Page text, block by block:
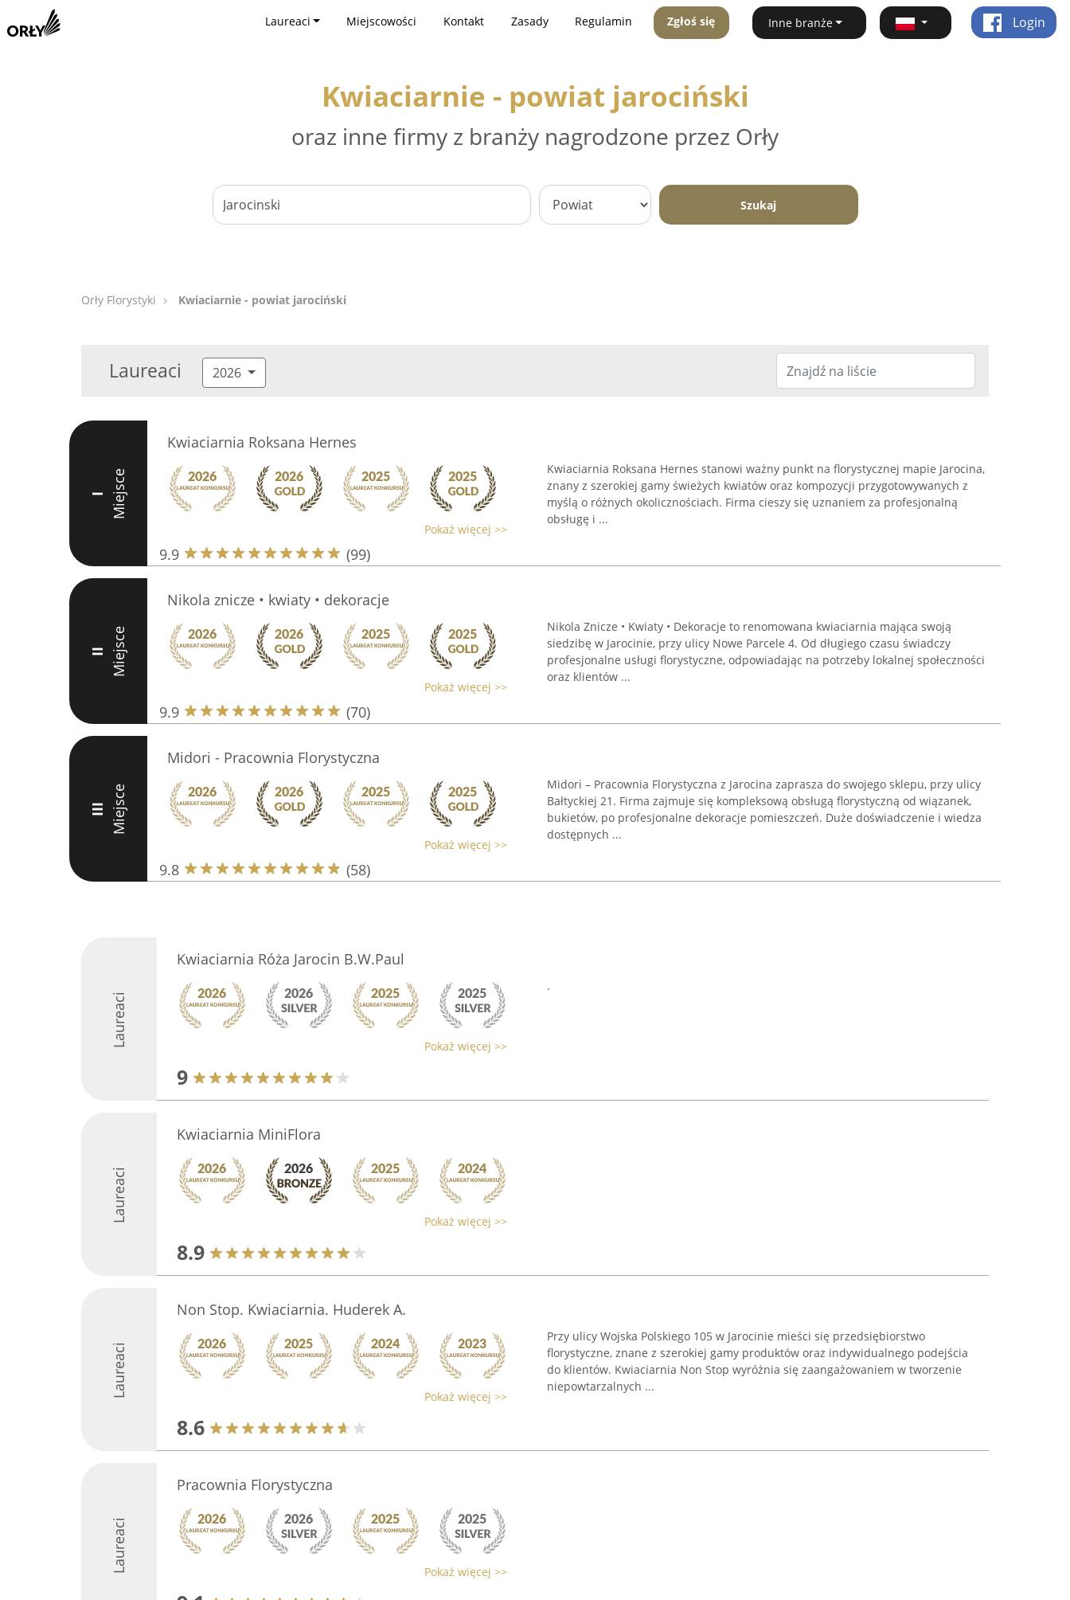
Laureaci Miejscowości Kontakt Zasady Regulamin Zgłoś się Inne branże Login
Kwiaciarnie - powiat jarociński
oraz inne firmy z branży nagrodzone przez Orły
Szukaj
Orły Florystyki Kwiaciarnie - powiat jarociński
Laureaci 2026
I Miejsce
Kwiaciarnia Roksana Hernes
Pokaż więcej >>
9.9 (99)
Kwiaciarnia Roksana Hernes stanowi ważny punkt na florystycznej mapie Jarocina,
znany z szerokiej gamy świeżych kwiatów oraz kompozycji przygotowywanych z
myślą o różnych okolicznościach. Firma cieszy się uznaniem za profesjonalną
obsługę i ...
II Miejsce
Nikola znicze • kwiaty • dekoracje
Pokaż więcej >>
9.9 (70)
Nikola Znicze • Kwiaty • Dekoracje to renomowana kwiaciarnia mająca swoją
siedzibę w Jarocinie, przy ulicy Nowe Parcele 4. Od długiego czasu świadczy
profesjonalne usługi florystyczne, odpowiadając na potrzeby lokalnej społeczności
oraz klientów ...
III Miejsce
Midori - Pracownia Florystyczna
Pokaż więcej >>
9.8 (58)
Midori – Pracownia Florystyczna z Jarocina zaprasza do swojego sklepu, przy ulicy
Bałtyckiej 21. Firma zajmuje się kompleksową obsługą florystyczną od wiązanek,
bukietów, po profesjonalne dekoracje pomieszczeń. Duże doświadczenie i wiedza
dostępnych ...
Laureaci
Kwiaciarnia Róża Jarocin B.W.Paul
Pokaż więcej >>
9
.
Laureaci
Kwiaciarnia MiniFlora
Pokaż więcej >>
8.9
Laureaci
Non Stop. Kwiaciarnia. Huderek A.
Pokaż więcej >>
8.6
Przy ulicy Wojska Polskiego 105 w Jarocinie mieści się przedsiębiorstwo
florystyczne, znane z szerokiej gamy produktów oraz indywidualnego podejścia
do klientów. Kwiaciarnia Non Stop wyróżnia się zaangażowaniem w tworzenie
niepowtarzalnych ...
Laureaci
Pracownia Florystyczna
Pokaż więcej >>